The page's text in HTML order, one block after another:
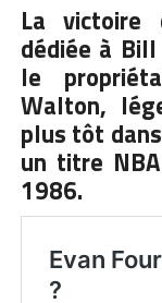
La victoire
dédiée à
le
Walton,
plus tôt
un titre
1986.